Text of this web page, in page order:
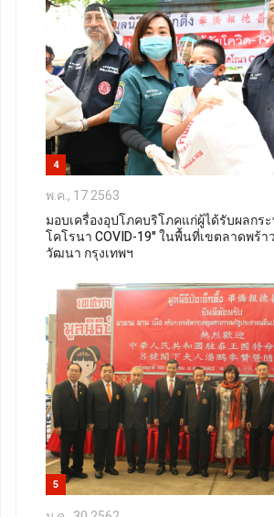
4
พ.ค., 17 2563
มอบเครื่องอุปโภคบริโภคแก่ผู้ได้รับผลกร
โคโรนา COVID-19" ในพื้นที่เขตลาดพร้า
วัฒนา กรุงเทพฯ
5